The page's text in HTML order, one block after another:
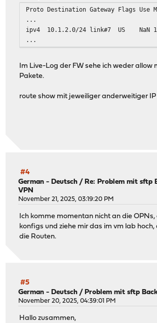
Proto Destination Gateway Flags Use
...
ipv4 10.1.2.0/24 link#7 US NaN
...
Im Live-Log der FW sehe ich weder allow
Pakete.
route show mit jeweiliger anderweitiger
#4
German - Deutsch /Re: Problem mit sftp
VPN
November 21, 2025, 03:19:20 PM
Ich komme momentan nicht an die
konfigs und ziehe mir das im vm lab
die Routen.
#5
German - Deutsch / Problem mit sftp
November 20, 2025, 04:39:01 PM
Hallo zusammen,